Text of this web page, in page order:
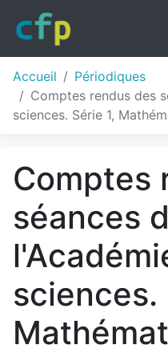
Accueil
Périodiques
Comptes rendus des
sciences. Série 1,
Comptes
séances
sciences.